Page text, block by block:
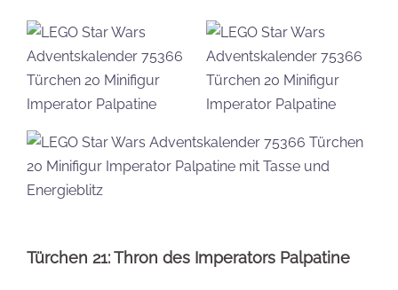
Türchen 21: Thron des Imperators Palpatine